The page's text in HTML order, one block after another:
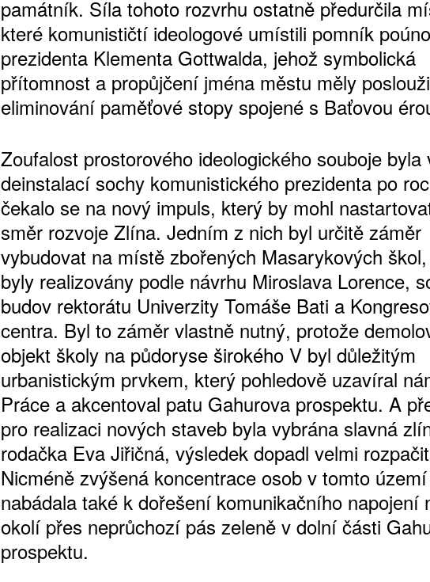
památník. Síla tohoto rozvrhu ostatně předurčila
které komunističtí ideologové umístili pomník
prezidenta Klementa Gottwalda, jehož symbolická
přítomnost a propůjčení jména městu měly
eliminování paměťové stopy spojené s Baťovou
Zoufalost prostorového ideologického souboje byla
deinstalací sochy komunistického prezidenta po
čekalo se na nový impuls, který by mohl
směr rozvoje Zlína. Jedním z nich byl určitě záměr
vybudovat na místě zbořených Masarykových
byly realizovány podle návrhu Miroslava Lorence,
budov rektorátu Univerzity Tomáše Bati a
centra. Byl to záměr vlastně nutný, protože
objekt školy na půdoryse širokého V byl důležitým
urbanistickým prvkem, který pohledově uzavíral
Práce a akcentoval patu Gahurova prospektu. A
pro realizaci nových staveb byla vybrána slavná
rodačka Eva Jiřičná, výsledek dopadl velmi
Nicméně zvýšená koncentrace osob v tomto území
nabádala také k dořešení komunikačního napojení
okolí přes neprůchozí pás zeleně v dolní části
prospektu.